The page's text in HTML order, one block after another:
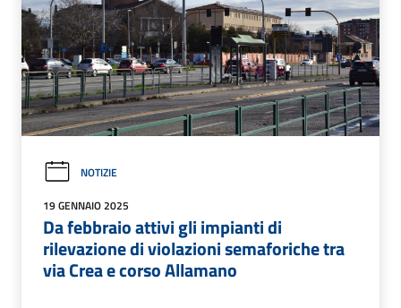
NOTIZIE
19 GENNAIO 2025
Da febbraio attivi gli impianti di
rilevazione di violazioni semaforiche tra
via Crea e corso Allamano